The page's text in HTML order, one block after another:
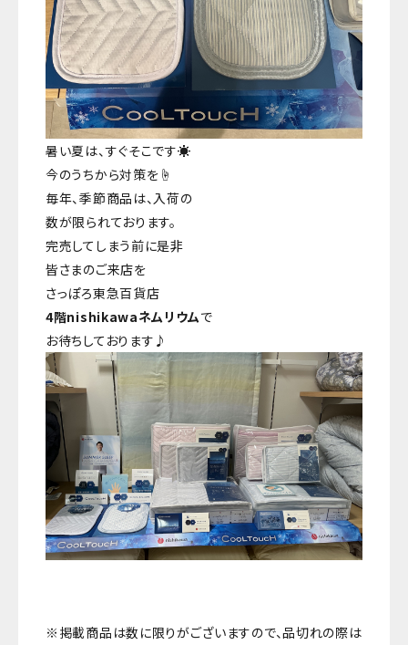
暑い夏は、すぐそこです☀️
今のうちから対策を☝️
毎年、季節商品は、入荷の
数が限られております。
完売してしまう前に是非
皆さまのご来店を
さっぽろ東急百貨店
4階nishikawaネムリウムで
お待ちしております♪
※掲載商品は数に限りがございますので、品切れの際は